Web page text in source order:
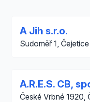
A Jih s.r.o.
Sudoměř 1, Čejetice
A.R.E.S. CB,
České Vrbné 1920,